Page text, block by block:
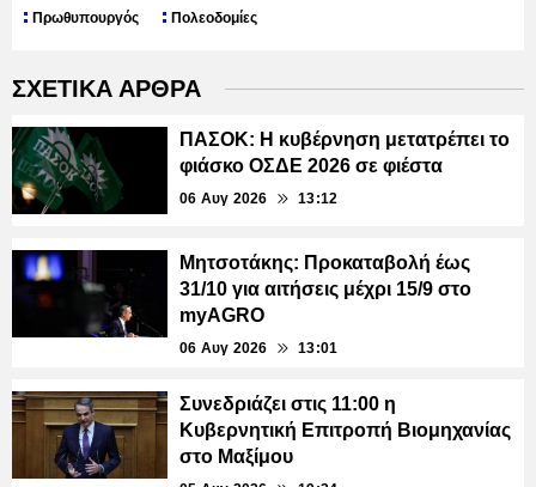
Πρωθυπουργός Πολεοδομίες
ΣΧΕΤΙΚΑ ΑΡΘΡΑ
ΠΑΣΟΚ: Η κυβέρνηση μετατρέπει το
φιάσκο ΟΣΔΕ 2026 σε φιέστα
06 Αυγ 2026 13:12
Μητσοτάκης: Προκαταβολή έως
31/10 για αιτήσεις μέχρι 15/9 στο
myAGRO
06 Αυγ 2026 13:01
Συνεδριάζει στις 11:00 η
Κυβερνητική Επιτροπή Βιομηχανίας
στο Μαξίμου